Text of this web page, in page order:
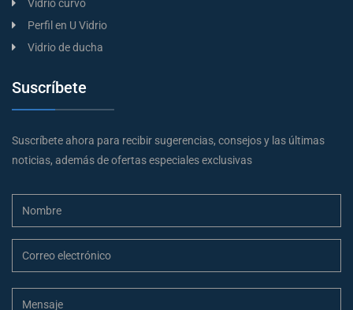
Vidrio curvo
Perfil en U Vidrio
Vidrio de ducha
Suscríbete
Suscríbete ahora para recibir sugerencias, consejos y las últimas
noticias, además de ofertas especiales exclusivas